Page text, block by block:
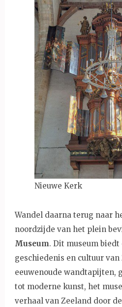
Nieuwe Kerk
Wandel daarna terug naar
noordzijde van het plein
Museum. Dit museum
geschiedenis en cultuur van
eeuwenoude wandtapijten,
tot moderne kunst, het
verhaal van Zeeland door